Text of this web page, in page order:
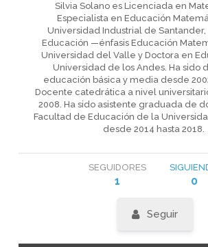
Silvia Solano es Licenciada en
Especialista en Educación
Universidad Industrial de Santander,
Educación —énfasis Educación
Universidad del Valle y Doctora en
Universidad de los Andes. Ha sido
educación básica y media desde
Docente catedrática a nivel
2008. Ha sido asistente graduada de
Facultad de Educación de la
desde 2014 hasta 2018.
SEGUIDORES
1 0
Seguir